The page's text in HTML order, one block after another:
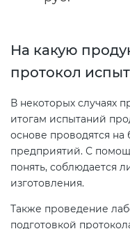
На какую
протокол
В некоторых случаях
итогам испытаний
основе проводятся на
предприятий. С
понять, соблюдается
изготовления.
Также проведение
подготовкой
товаров
Сертификация
Сертификация
Остальное
Декларирование
Декларирование
по схеме 5Д (ТР ТС
продукции (ТР ТС